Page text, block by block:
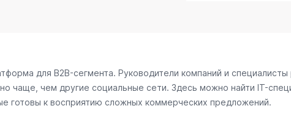
для B2B-сегмента. Руководители компаний и
чаще, чем другие социальные сети. Здесь можно найти IT-
готовы к восприятию сложных коммерческих предложений.